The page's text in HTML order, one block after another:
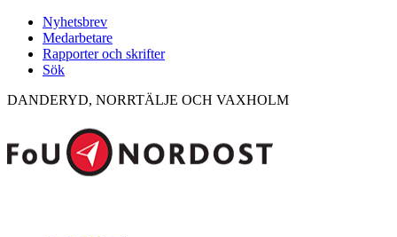
Nyhetsbrev
Medarbetare
Rapporter och skrifter
Sök
DANDERYD, NORRTÄLJE OCH VAXHOLM